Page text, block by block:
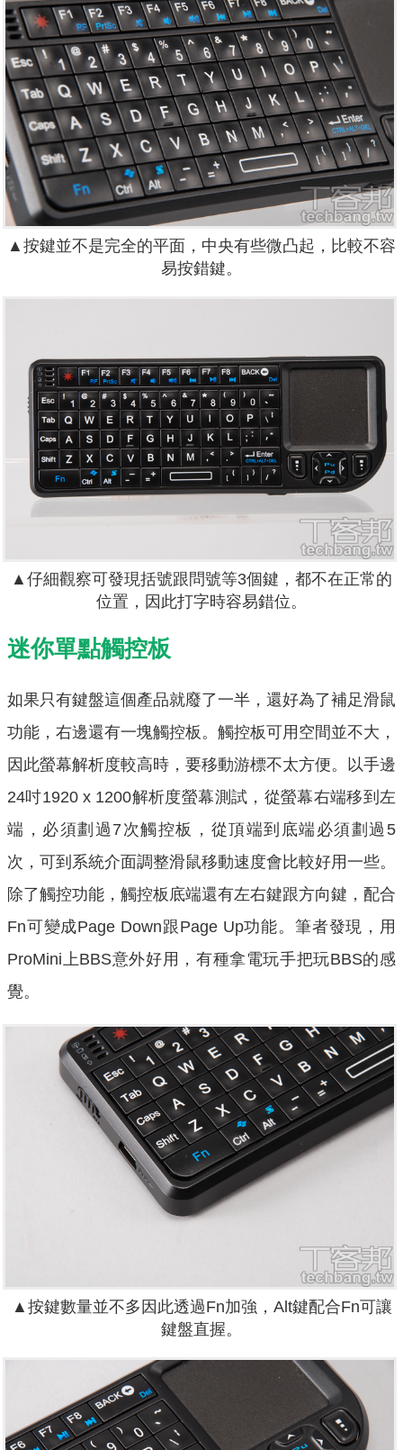
▲按鍵並不是完全的平面，中央有些微凸起，比較不容
易按錯鍵。
▲仔細觀察可發現括號跟問號等3個鍵，都不在正常的
位置，因此打字時容易錯位。
迷你單點觸控板
如果只有鍵盤這個產品就廢了一半，還好為了補足滑鼠
功能，右邊還有一塊觸控板。觸控板可用空間並不大，
因此螢幕解析度較高時，要移動游標不太方便。以手邊
24吋1920 x 1200解析度螢幕測試，從螢幕右端移到左
端，必須劃過7次觸控板，從頂端到底端必須劃過5
次，可到系統介面調整滑鼠移動速度會比較好用一些。
除了觸控功能，觸控板底端還有左右鍵跟方向鍵，配合
Fn可變成Page Down跟Page Up功能。筆者發現，用
ProMini上BBS意外好用，有種拿電玩手把玩BBS的感
覺。
▲按鍵數量並不多因此透過Fn加強，Alt鍵配合Fn可讓
鍵盤直握。